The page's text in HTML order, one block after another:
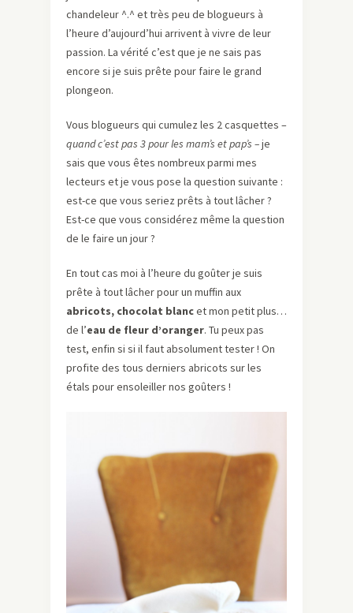
chandeleur ^.^ et très peu de blogueurs à
l’heure d’aujourd’hui arrivent à vivre de leur
passion. La vérité c’est que je ne sais pas
encore si je suis prête pour faire le grand
plongeon.
Vous blogueurs qui cumulez les 2 casquettes –
quand c’est pas 3 pour les mam’s et pap’s –je
sais que vous êtes nombreux parmi mes
lecteurs et je vous pose la question suivante :
est-ce que vous seriez prêts à tout lâcher ?
Est-ce que vous considérez même la question
de le faire un jour ?
En tout cas moi à l’heure du goûter je suis
prête à tout lâcher pour un muffin aux
abricots, chocolat blancet mon petit plus…
de l’eau de fleur d’oranger. Tu peux pas
test, enfin si si il faut absolument tester ! On
profite des tous derniers abricots sur les
étals pour ensoleiller nos goûters !